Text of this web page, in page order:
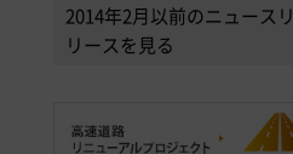
2014年2月以前のニュースリ
リースを見る